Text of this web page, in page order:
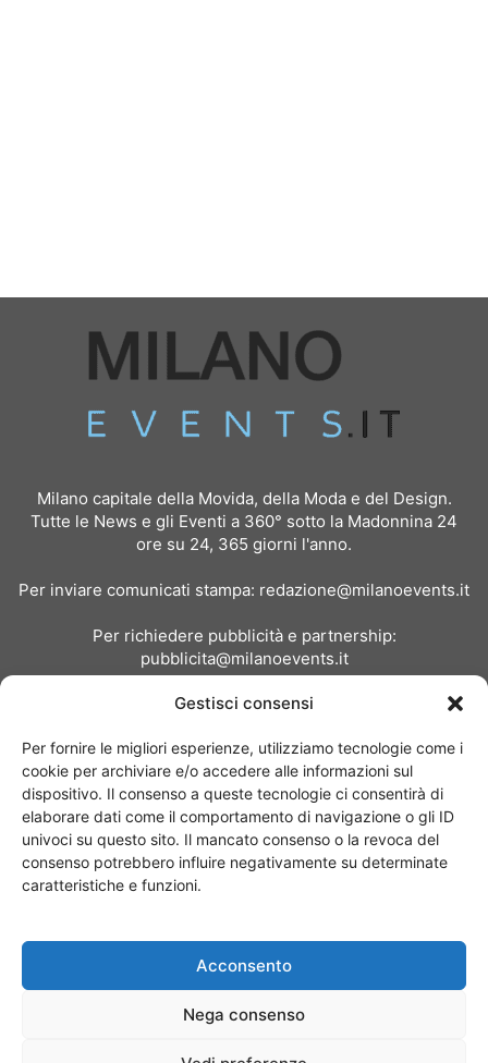
Gestisci consensi
Per fornire le migliori esperienze, utilizziamo tecnologie come i
cookie per archiviare e/o accedere alle informazioni sul
dispositivo. Il consenso a queste tecnologie ci consentirà di
elaborare dati come il comportamento di navigazione o gli ID
univoci su questo sito. Il mancato consenso o la revoca del
consenso potrebbero influire negativamente su determinate
caratteristiche e funzioni.
Acconsento
Nega consenso
Milano capitale della Movida, della Moda e del Design.
Tutte le News e gli Eventi a 360° sotto la Madonnina 24
ore su 24, 365 giorni l'anno.
Per inviare comunicati stampa: redazione@milanoevents.it
Per richiedere pubblicità e partnership:
pubblicita@milanoevents.it
Chi siamo I Nostri Clienti
© Copyright 2017 - MilanoEvents.it© managed by